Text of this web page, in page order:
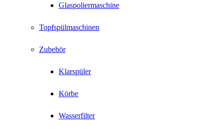
Glaspoliermaschine
Topfspülmaschinen
Zubehör
Klarspüler
Körbe
Wasserfilter